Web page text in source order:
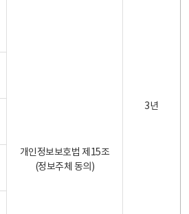
개인정보보호법 제15조
(정보주체 동의)
3년